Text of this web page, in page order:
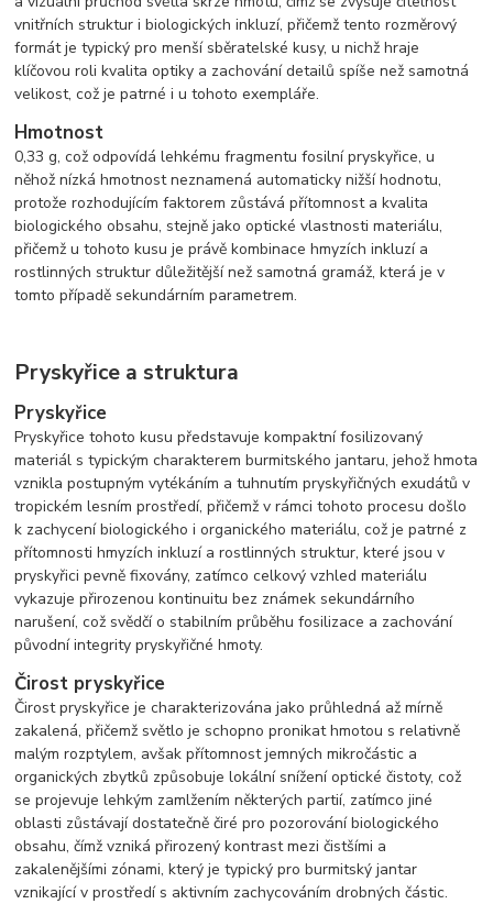
vnitřních struktur i biologických inkluzí, přičemž tento rozměrový
formát je typický pro menší sběratelské kusy, u nichž hraje
klíčovou roli kvalita optiky a zachování detailů spíše než samotná
velikost, což je patrné i u tohoto exempláře.
Hmotnost
0,33 g, což odpovídá lehkému fragmentu fosilní pryskyřice, u
něhož nízká hmotnost neznamená automaticky nižší hodnotu,
protože rozhodujícím faktorem zůstává přítomnost a kvalita
biologického obsahu, stejně jako optické vlastnosti materiálu,
přičemž u tohoto kusu je právě kombinace hmyzích inkluzí a
rostlinných struktur důležitější než samotná gramáž, která je v
tomto případě sekundárním parametrem.
Pryskyřice a struktura
Pryskyřice
Pryskyřice tohoto kusu představuje kompaktní fosilizovaný
materiál s typickým charakterem burmitského jantaru, jehož hmota
vznikla postupným vytékáním a tuhnutím pryskyřičných exudátů v
tropickém lesním prostředí, přičemž v rámci tohoto procesu došlo
k zachycení biologického i organického materiálu, což je patrné z
přítomnosti hmyzích inkluzí a rostlinných struktur, které jsou v
pryskyřici pevně fixovány, zatímco celkový vzhled materiálu
vykazuje přirozenou kontinuitu bez známek sekundárního
narušení, což svědčí o stabilním průběhu fosilizace a zachování
původní integrity pryskyřičné hmoty.
Čirost pryskyřice
Čirost pryskyřice je charakterizována jako průhledná až mírně
zakalená, přičemž světlo je schopno pronikat hmotou s relativně
malým rozptylem, avšak přítomnost jemných mikročástic a
organických zbytků způsobuje lokální snížení optické čistoty, což
se projevuje lehkým zamlžením některých partií, zatímco jiné
oblasti zůstávají dostatečně čiré pro pozorování biologického
obsahu, čímž vzniká přirozený kontrast mezi čistšími a
zakalenějšími zónami, který je typický pro burmitský jantar
vznikající v prostředí s aktivním zachycováním drobných částic.